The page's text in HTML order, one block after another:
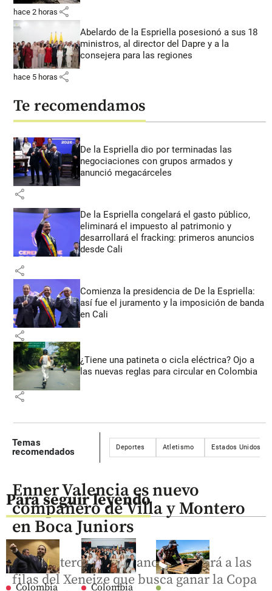
hace 2 horas share
Abelardo de la Espriella posesionó a sus 18
ministros, al director del Dapre y a la
consejera para las regiones
hace 5 horas share
Te recomendamos
De la Espriella dio por terminadas las
negociaciones con grupos armados y
anunció megacárceles
share
De la Espriella congelará el gasto público,
eliminará el impuesto al patrimonio y
desarrollará el fracking: primeros anuncios
desde Cali
share
Comienza la presidencia de De la Espriella:
así fue el juramento y la imposición de banda
en Cali
share
¿Tiene una patineta o cicla eléctrica? Ojo a
las nuevas reglas para circular en Colombia
share
Temas
recomendados
Deportes Atletismo Estados Unidos
Para seguir leyendo
Colombia Colombia
Enner Valencia es nuevo
compañero de Villa y Montero
en Boca Juniors
El delantero ecuatoriano se sumará a las
filas del Xeneize que busca ganar la Copa